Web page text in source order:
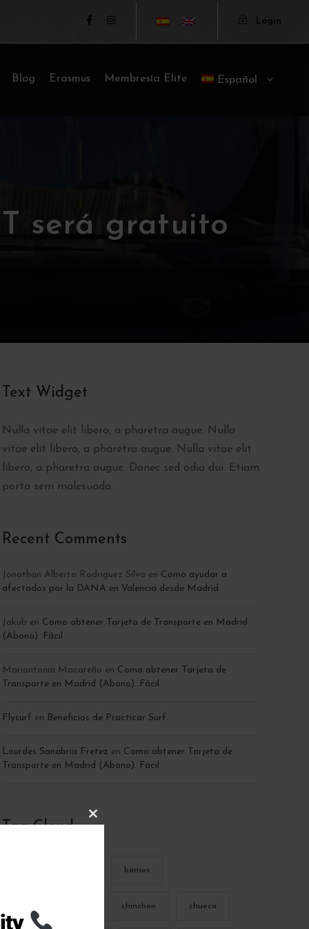
Login
Blog Erasmus Membresía Elite Español
será gratuito
Text Widget
Nulla vitae elit libero, a pharetra augue. Nulla
vitae elit libero, a pharetra augue. Nulla vitae elit
libero, a pharetra augue. Donec sed odio dui. Etiam
porta sem malesuada.
Recent Comments
Jonathan Alberto Rodriguez Silva en Como ayudar a
afectados por la DANA en Valencia desde Madrid
Jakub en Como obtener Tarjeta de Transporte en Madrid
(Abono). Fácil
Mariantonia Macareño en Como obtener Tarjeta de
Transporte en Madrid (Abono). Fácil
Flysurf en Beneficios de Practicar Surf
Lourdes Sanabria Fretez en Como obtener Tarjeta de
Transporte en Madrid (Abono). Fácil
Tag Cloud
barrios
chinchon chueca